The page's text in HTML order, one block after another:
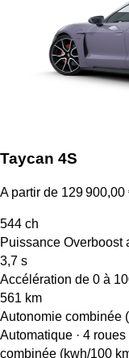
Taycan 4S
A partir de 129 900,00
544 ch
Puissance Overboost
3,7 s
Accélération de 0 à
561 km
Autonomie combinée
Automatique · 4
combinée (kwh/100